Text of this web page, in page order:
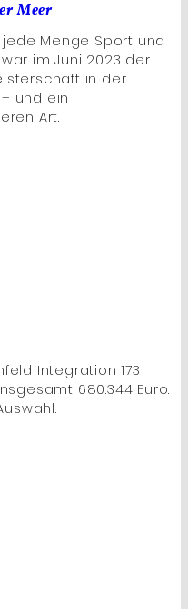
Meer
Menge Sport und
im Juni 2023 der
in der
und ein
Art.
Integration 173
680.344 Euro.